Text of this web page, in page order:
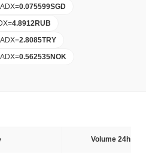
=0.075599SGD
=4.8912RUB
=2.8085TRY
=0.562535NOK
Volume 24h (%)